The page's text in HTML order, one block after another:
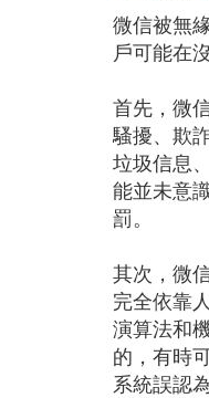
微信被無
戶可能在
首先，微
騷擾、欺
垃圾信息
能並未意
罰。
其次，微
完全依靠
演算法和
的，有時
系統誤認